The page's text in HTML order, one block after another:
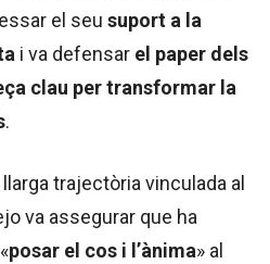
el seu suport a la
i va defensar el paper dels
clau per transformar la
.
trajectòria vinculada al
va assegurar que ha
posar el cos i l’ànima» al